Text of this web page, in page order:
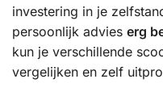
investering in je
persoonlijk advies erg
kun je verschillende
vergelijken en zelf